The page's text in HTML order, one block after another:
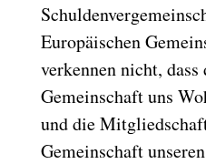
Europäischen
verkennen nicht,
Gemeinschaft uns
und die
Gemeinschaft